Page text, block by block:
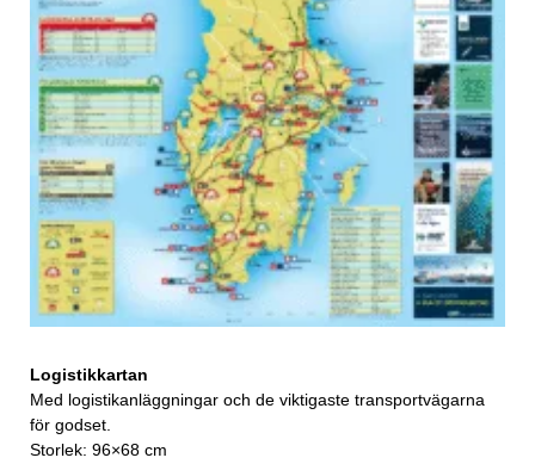
Logistikkartan
Med logistikanläggningar och de viktigaste transportvägarna
för godset.
Storlek: 96×68 cm